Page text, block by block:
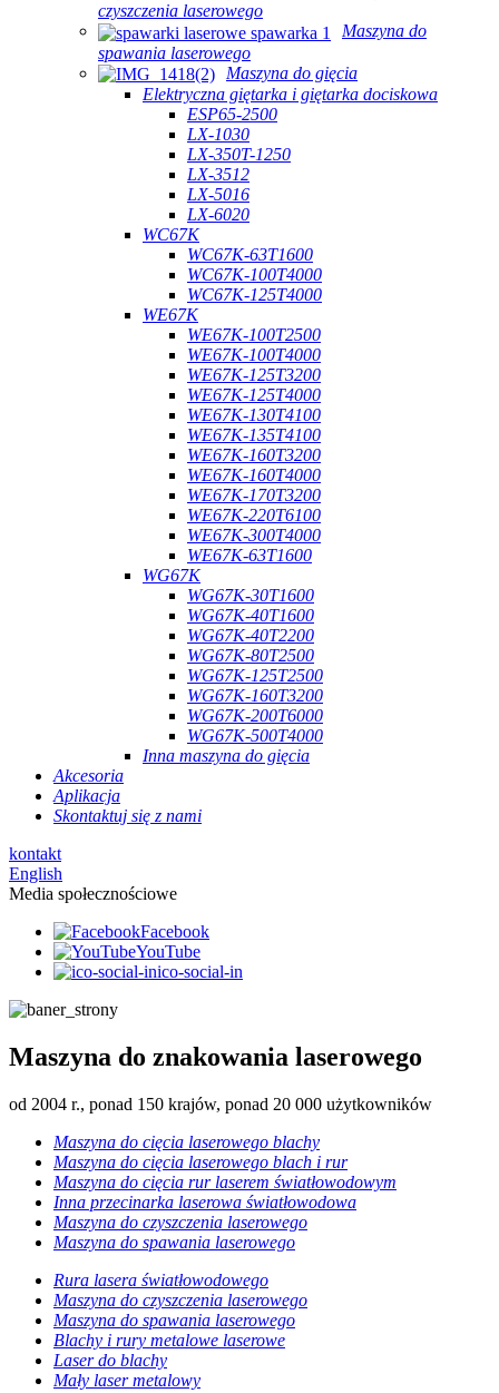
czyszczenia laserowego
Maszyna do
spawania laserowego
Maszyna do gięcia
Elektryczna giętarka i giętarka dociskowa
ESP65-2500
LX-1030
LX-350T-1250
LX-3512
LX-5016
LX-6020
WC67K
WC67K-63T1600
WC67K-100T4000
WC67K-125T4000
WE67K
WE67K-100T2500
WE67K-100T4000
WE67K-125T3200
WE67K-125T4000
WE67K-130T4100
WE67K-135T4100
WE67K-160T3200
WE67K-160T4000
WE67K-170T3200
WE67K-220T6100
WE67K-300T4000
WE67K-63T1600
WG67K
WG67K-30T1600
WG67K-40T1600
WG67K-40T2200
WG67K-80T2500
WG67K-125T2500
WG67K-160T3200
WG67K-200T6000
WG67K-500T4000
Inna maszyna do gięcia
Akcesoria
Aplikacja
Skontaktuj się z nami
kontakt
English
Media społecznościowe
Facebook
YouTube
ico-social-in
Maszyna do znakowania laserowego
od 2004 r., ponad 150 krajów, ponad 20 000 użytkowników
Maszyna do cięcia laserowego blachy
Maszyna do cięcia laserowego blach i rur
Maszyna do cięcia rur laserem światłowodowym
Inna przecinarka laserowa światłowodowa
Maszyna do czyszczenia laserowego
Maszyna do spawania laserowego
Rura lasera światłowodowego
Maszyna do czyszczenia laserowego
Maszyna do spawania laserowego
Blachy i rury metalowe laserowe
Laser do blachy
Mały laser metalowy